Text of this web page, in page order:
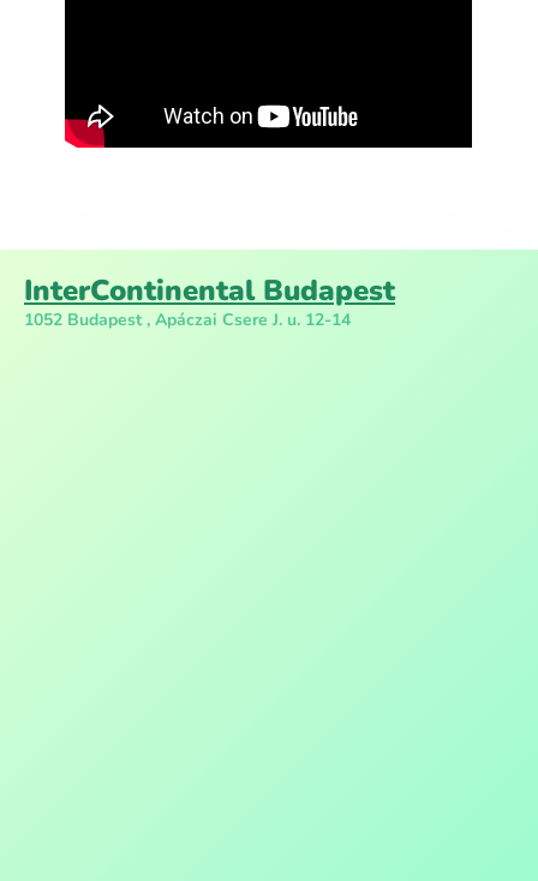
InterContinental Budapest
1052 Budapest , Apáczai Csere J. u. 12-14